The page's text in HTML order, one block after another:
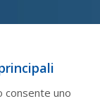
consente uno